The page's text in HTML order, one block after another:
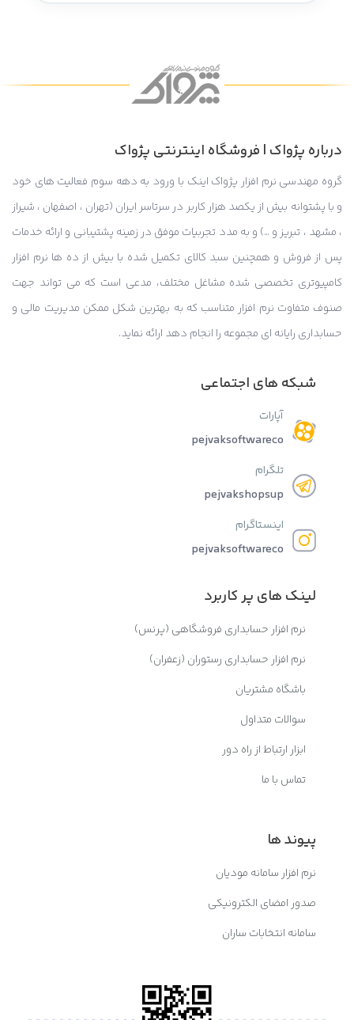
درباره پژواک | فروشگاه اینترنتی پژواک
گروه مهندسی نرم افزار پژواک اینک با ورود به دهه سوم فعالیت های خود
و با پشتوانه بیش از یکصد هزار کاربر در سرتاسر ایران (تهران ، اصفهان ، شیراز
، مشهد ، تبریز و …) و به مدد تجربیات موفق در زمینه پشتیبانی و ارائه خدمات
پس از فروش و همچنین سبد کالای تکمیل شده با بیش از ده ها نرم افزار
کامپیوتری تخصصی شده مشاغل مختلف، مدعی است که می تواند جهت
صنوف متفاوت نرم افزار متناسب که به بهترین شکل ممکن مدیریت مالی و
حسابداری رایانه ای مجموعه را انجام دهد ارائه نماید.
شبکه های اجتماعی
آپارات
pejvaksoftwareco
تلگرام
pejvakshopsup
اینستاگرام
pejvaksoftwareco
لینک های پر کاربرد
نرم افزار حسابداری فروشگاهی (پرنس)
نرم افزار حسابداری رستوران (زعفران)
باشگاه مشتریان
سوالات متداول
ابزار ارتباط از راه دور
تماس با ما
پیوند ها
نرم افزار سامانه مودیان
صدور امضای الکترونیکی
سامانه انتخابات ساران